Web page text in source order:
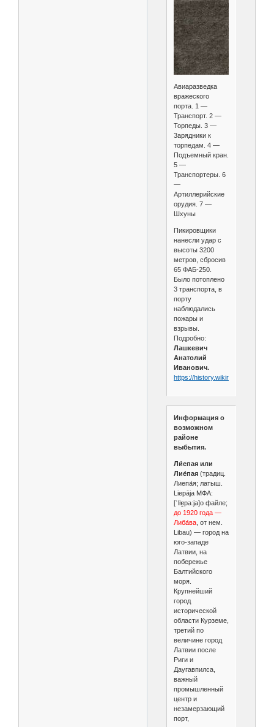
Авиаразведка
вражеского
порта. 1 —
Транспорт. 2 —
Торпеды. 3 —
3арядники к
торпедам. 4 —
Подъемный кран.
5 —
Транспортеры. 6
—
Артиллерийские
орудия. 7 —
Шхуны
Пикировщики
нанесли удар с
высоты 3200
метров, сбросив
65 ФАБ-250.
Было потоплено
3 транспорта, в
порту
наблюдались
пожары и
взрывы.
Подробно:
Лашкевич
Анатолий
Иванович.
https://history.wikireading.ru/
Информация о
возможном
районе
выбытия.
Ли́епая или
Лие́пая (традиц.
Лиепа́я; латыш.
Liepāja МФА:
[ˈliɐ̯paːja]о файле;
до 1920 года —
Либа́ва, от нем.
Libau) — город на
юго-западе
Латвии, на
побережье
Балтийского
моря.
Крупнейший
город
исторической
области Курземе,
третий по
величине город
Латвии после
Риги и
Даугавпилса,
важный
промышленный
центр и
незамерзающий
порт,